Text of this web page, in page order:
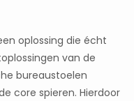
oplossing die écht
van de
bureaustoelen
core spieren. Hierdoor